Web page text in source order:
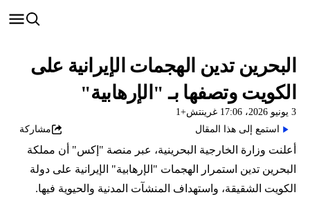
البحرين تدين الهجمات الإيرانية على
الكويت وتصفها بـ "الإرهابية"
3 يونيو 2026، 17:06 غرينتش+1
استمع إلى هذا المقال
مشاركة
أعلنت وزارة الخارجية البحرينية، عبر منصة "إكس" أن مملكة
البحرين تدين استمرار الهجمات "الإرهابية" الإيرانية على دولة
الكويت الشقيقة، واستهداف المنشآت المدنية والحيوية فيها.